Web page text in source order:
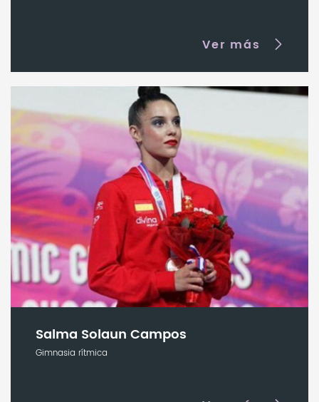
Ver más
Salma Solaun Campos
Gimnasia rítmica